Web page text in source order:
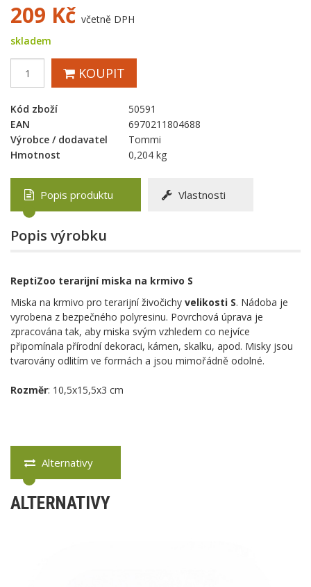
209 Kč včetně DPH
skladem
KOUPIT
Kód zboží
50591
EAN
6970211804688
Výrobce / dodavatel
Tommi
Hmotnost
0,204 kg
Popis produktu Vlastnosti
Popis výrobku
ReptiZoo terarijní miska na krmivo S
Miska na krmivo pro terarijní živočichy velikosti S. Nádoba je
vyrobena z bezpečného polyresinu. Povrchová úprava je
zpracována tak, aby miska svým vzhledem co nejvíce
připomínala přírodní dekoraci, kámen, skalku, apod. Misky jsou
tvarovány odlitím ve formách a jsou mimořádně odolné.
Rozměr: 10,5x15,5x3 cm
Alternativy
ALTERNATIVY